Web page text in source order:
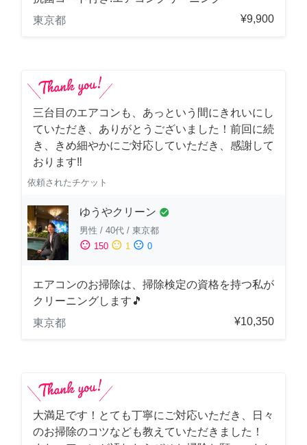
東京都
¥9,900
三台目のエアコンも、あっという間にきれいにし
ていただき、ありがとうございました！前回に続
き、きめ細やかにご対応していただき、感謝して
おります‼️
依頼されたチケット
ゆうやクリーン check_circle
男性 / 40代 / 東京都
sentiment_satisfied 150 sentiment_neutral 1 sentiment_dissatisfied 0
エアコンのお掃除は、掃除検定の資格を持つ私が
クリーニングします🎵
東京都
¥10,350
大満足です！とても丁寧にご対応いただき、日々
のお掃除のコツなども教えていただきました！